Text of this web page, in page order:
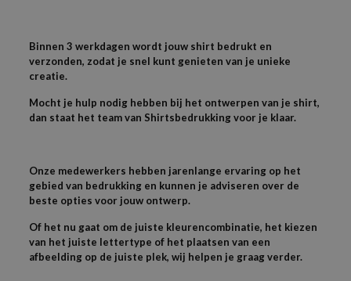
Binnen 3 werkdagen wordt jouw shirt bedrukt en
verzonden, zodat je snel kunt genieten van je unieke
creatie.
Mocht je hulp nodig hebben bij het ontwerpen van je shirt,
dan staat het team van Shirtsbedrukking voor je klaar.
Onze medewerkers hebben jarenlange ervaring op het
gebied van bedrukking en kunnen je adviseren over de
beste opties voor jouw ontwerp.
Of het nu gaat om de juiste kleurencombinatie, het kiezen
van het juiste lettertype of het plaatsen van een
afbeelding op de juiste plek, wij helpen je graag verder.